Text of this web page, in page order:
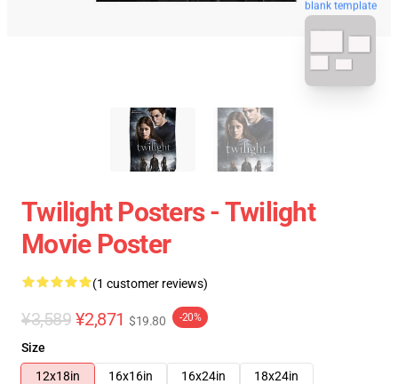
blank template
Twilight Posters - Twilight
Movie Poster
(1 customer reviews)
¥3,589 ¥2,871 $19.80 -20%
Size
12x18in
16x16in 16x24in 18x24in